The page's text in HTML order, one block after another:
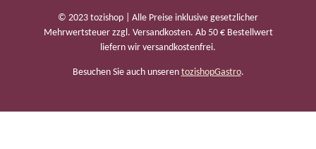
© 2023 tozishop | Alle Preise inklusive gesetzlicher
Mehrwertsteuer zzgl. Versandkosten. Ab 50 € Bestellwert
liefern wir versandkostenfrei.
Besuchen Sie auch unseren tozishopGastro.